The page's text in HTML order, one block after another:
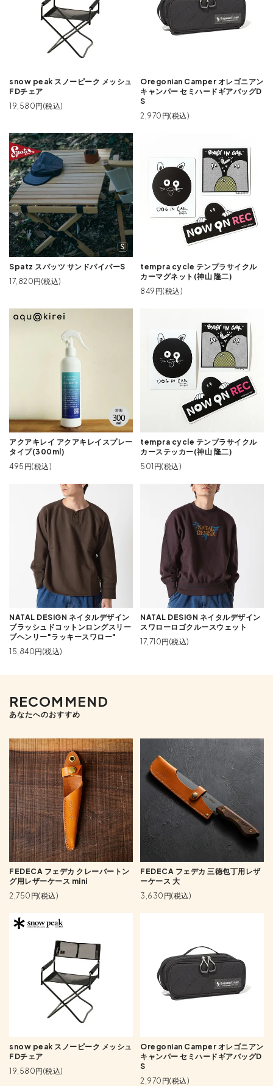
snow peak スノーピーク メッシュ
FDチェア
19,580円(税込)
Oregonian Camper オレゴニアン
キャンパー セミハードギアバッグD
S
2,970円(税込)
Spatz スパッツ サンドパイパーS
17,820円(税込)
tempra cycle テンプラサイクル
カーマグネット(神山 隆二)
849円(税込)
アクアキレイ アクアキレイスプレー
タイプ(300ml)
495円(税込)
tempra cycle テンプラサイクル
カーステッカー(神山 隆二)
501円(税込)
NATAL DESIGN ネイタルデザイン
ブラッシュドコットンロングスリー
ブヘンリー"ラッキースワロー"
15,840円(税込)
NATAL DESIGN ネイタルデザイン
スワローロゴクルースウェット
17,710円(税込)
RECOMMEND
あなたへのおすすめ
FEDECA フェデカ クレーバートン
グ用レザーケース mini
2,750円(税込)
FEDECA フェデカ 三徳包丁用レザ
ーケース 大
3,630円(税込)
snow peak スノーピーク メッシュ
FDチェア
19,580円(税込)
Oregonian Camper オレゴニアン
キャンパー セミハードギアバッグD
S
2,970円(税込)